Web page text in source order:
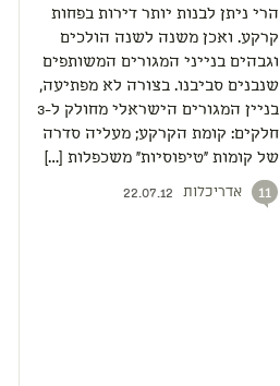
הרי ניתן לבנות יותר דירות בפחות
קרקע. ואכן משנה לשנה הולכים
וגבהים בנייני המגורים המשותפים
שנבנים סביבנו. בצורה לא מפתיעה,
בניין המגורים הישראלי מחולק ל-3
חלקים: קומת הקרקע; מעליה סדרה
של קומות "טיפוסיות" משכפלות […]
11 אדריכלות 22.07.12